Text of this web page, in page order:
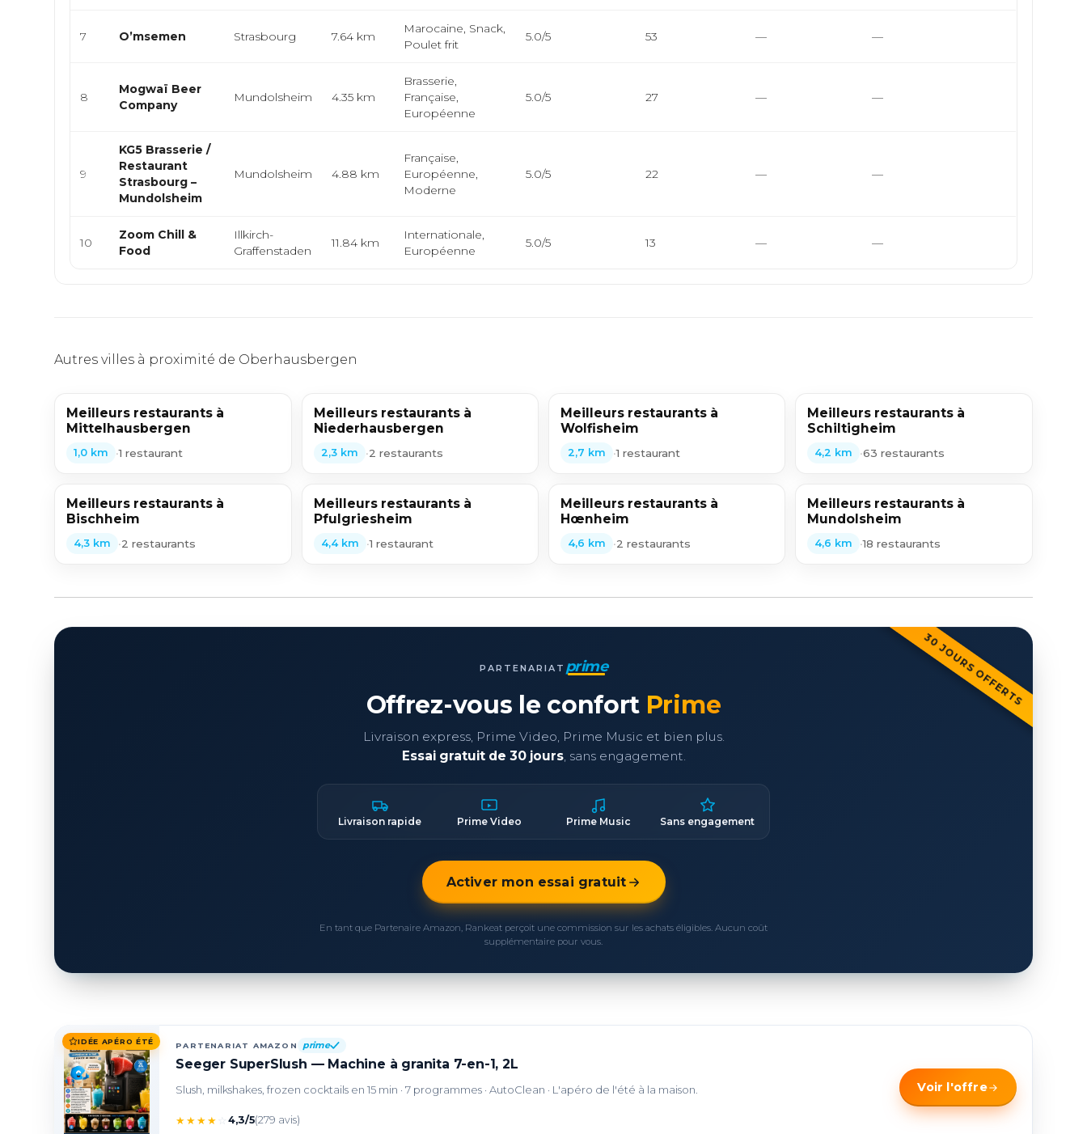
7 O’msemen Strasbourg 7.64 km
Marocaine, Snack,
Poulet frit
5.0/5 53 — —
8
Mogwaï Beer
Company
Mundolsheim 4.35 km
Brasserie,
Française,
Européenne
5.0/5 27 — —
9
KG5 Brasserie /
Restaurant
Strasbourg –
Mundolsheim
Mundolsheim 4.88 km
Française,
Européenne,
Moderne
5.0/5 22 — —
10
Zoom Chill &
Food
Illkirch-
Graffenstaden
11.84 km
Internationale,
Européenne
5.0/5 13 — —
Autres villes à proximité de Oberhausbergen
Meilleurs restaurants à
Mittelhausbergen
1,0 km •1 restaurant
Meilleurs restaurants à
Niederhausbergen
2,3 km •2 restaurants
Meilleurs restaurants à
Wolfisheim
2,7 km •1 restaurant
Meilleurs restaurants à
Schiltigheim
4,2 km •63 restaurants
Meilleurs restaurants à
Bischheim
4,3 km •2 restaurants
Meilleurs restaurants à
Pfulgriesheim
4,4 km •1 restaurant
Meilleurs restaurants à
Hœnheim
4,6 km •2 restaurants
Meilleurs restaurants à
Mundolsheim
4,6 km •18 restaurants
30 JOURS OFFERTS
PARTENARIAT prime
Offrez-vous le confort Prime
Livraison express, Prime Video, Prime Music et bien plus.
Essai gratuit de 30 jours, sans engagement.
Livraison rapide Prime Video Prime Music Sans engagement
Activer mon essai gratuit
En tant que Partenaire Amazon, Rankeat perçoit une commission sur les achats éligibles. Aucun coût
supplémentaire pour vous.
IDÉE APÉRO ÉTÉ PARTENARIAT AMAZON prime
Seeger SuperSlush — Machine à granita 7-en-1, 2L
Slush, milkshakes, frozen cocktails en 15 min · 7 programmes · AutoClean · L'apéro de l'été à la maison.
★★★★ ☆4,3/5(279 avis)
Voir l'offre